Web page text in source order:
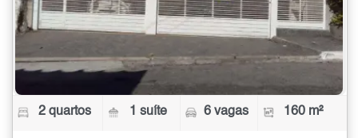
2 quartos 1 suíte 6 vagas 160 m²